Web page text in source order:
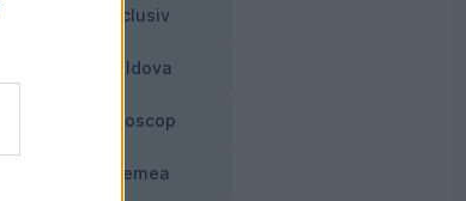
Exclusiv
Moldova
Horoscop
Vremea